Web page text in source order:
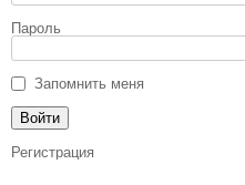
Пароль
Запомнить меня
Регистрация